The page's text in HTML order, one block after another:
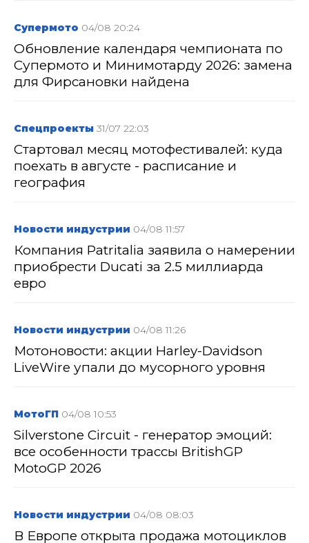
Супермото 04/08 20:24
Обновление календаря чемпионата по
Супермото и Минимотарду 2026: замена
для Фирсановки найдена
Спецпроекты 31/07 22:03
Стартовал месяц мотофестивалей: куда
поехать в августе - расписание и
география
Новости индустрии 04/08 11:57
Компания Patritalia заявила о намерении
приобрести Ducati за 2.5 миллиарда
евро
Новости индустрии 04/08 11:26
Мотоновости: акции Harley-Davidson
LiveWire упали до мусорного уровня
МотоГП 04/08 10:53
Silverstone Circuit - генератор эмоций:
все особенности трассы BritishGP
MotoGP 2026
Новости индустрии 04/08 08:03
В Европе открыта продажа мотоциклов